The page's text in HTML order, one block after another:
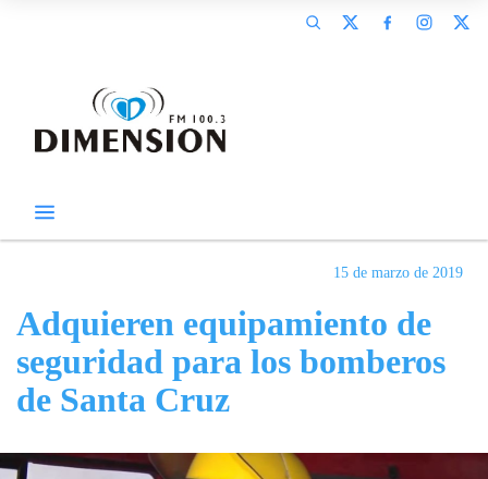
15 de marzo de 2019
Adquieren equipamiento de
seguridad para los bomberos
de Santa Cruz